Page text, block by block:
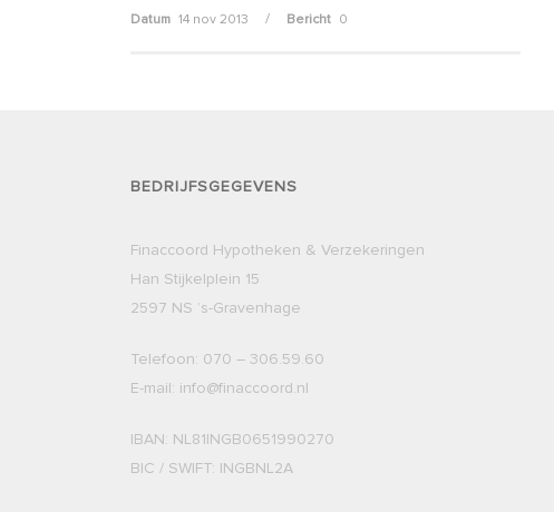
Datum 14 nov 2013 / Bericht 0
BEDRIJFSGEGEVENS
Finaccoord Hypotheken & Verzekeringen
Han Stijkelplein 15
2597 NS ’s-Gravenhage
Telefoon: 070 – 306.59.60
E-mail: info@finaccoord.nl
IBAN: NL81INGB0651990270
BIC / SWIFT: INGBNL2A